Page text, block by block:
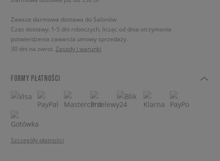
Zawsze darmowa dostawa do Salonów
Czas dostawy: 1-5 dni roboczych, licząc od dnia otrzymania
potwierdzenia zawarcia umowy sprzedaży.
30 dni na zwrot. Zasady i warunki
FORMY PŁATNOŚCI
Szczegóły płatności